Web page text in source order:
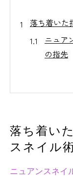
落ち着いた
ニュア
の指先
控え
ネイル
世田
世田谷区で
落ち着い
スネイル
ニュアンスネイ